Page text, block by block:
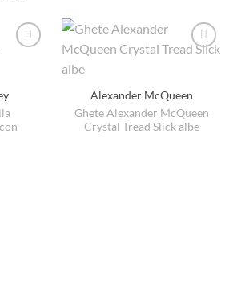
Alexander McQueen
Ghete Alexander McQueen
Crystal Tread Slick albe